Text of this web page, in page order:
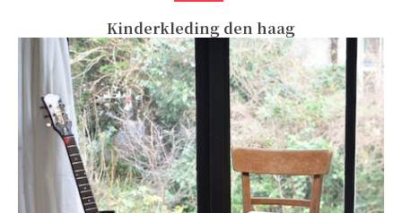
Kinderkleding den haag